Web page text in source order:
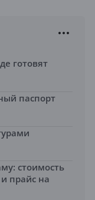
готовят
паспорт
стоимость
прайс на